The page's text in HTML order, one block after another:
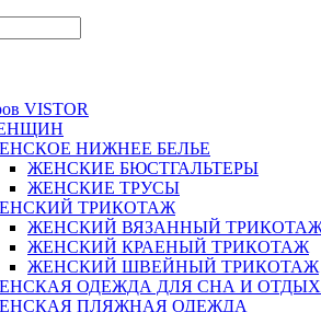
VISTOR
НИЖНЕЕ БЕЛЬЕ
ЖЕНСКИЕ БЮСТГАЛЬТЕРЫ
ЖЕНСКИЕ ТРУСЫ
ТРИКОТАЖ
ЖЕНСКИЙ ВЯЗАННЫЙ
ЖЕНСКИЙ КРАЕНЫЙ ТРИКОТАЖ
ЖЕНСКИЙ ШВЕЙНЫЙ ТРИКОТАЖ
ОДЕЖДА ДЛЯ СНА И
ПЛЯЖНАЯ ОДЕЖДА